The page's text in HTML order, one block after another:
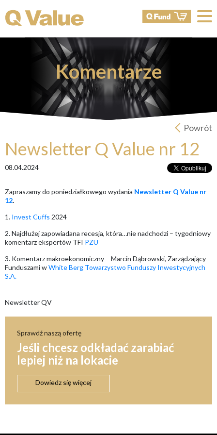
Komentarze
Powrót
Newsletter Q Value nr 12
08.04.2024
Zapraszamy do poniedziałkowego wydania Newsletter Q Value nr
12.
1. Invest Cuffs 2024
2. Najdłużej zapowiadana recesja, która…nie nadchodzi – tygodniowy
komentarz ekspertów TFI PZU
3. Komentarz makroekonomiczny – Marcin Dąbrowski, Zarządzający
Funduszami wWhite Berg Towarzystwo Funduszy Inwestycyjnych
S.A.
Newsletter QV
Sprawdź naszą ofertę
Jeśli chcesz odkładać zarabiać
lepiej niż na lokacie
Dowiedz się więcej